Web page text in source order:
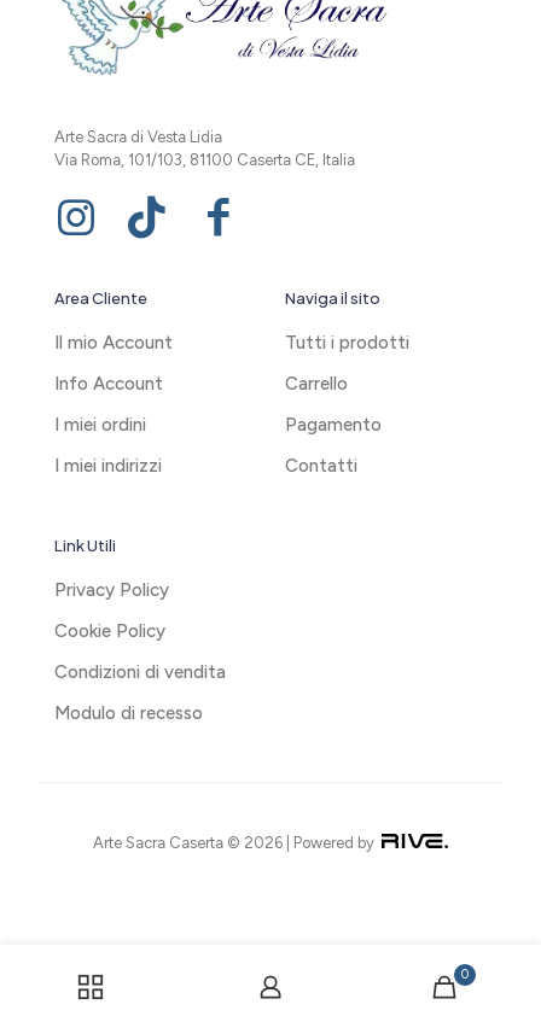
Arte Sacra di Vesta Lidia
Via Roma, 101/103, 81100 Caserta CE, Italia
Area Cliente
Il mio Account
Info Account
I miei ordini
I miei indirizzi
Naviga il sito
Tutti i prodotti
Carrello
Pagamento
Contatti
Link Utili
Privacy Policy
Cookie Policy
Condizioni di vendita
Modulo di recesso
Arte Sacra Caserta © 2026 | Powered by
0